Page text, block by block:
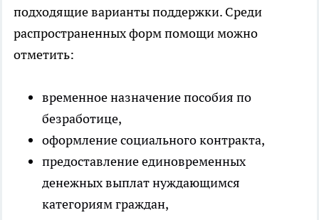
подходящие варианты поддержки. Среди
распространенных форм помощи можно
отметить:
временное назначение пособия по
безработице,
оформление социального контракта,
предоставление единовременных
денежных выплат нуждающимся
категориям граждан,